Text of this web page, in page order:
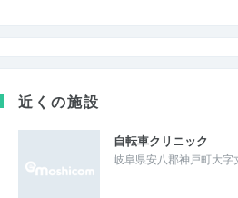
近くの施設
自転車クリニック
岐阜県安八郡神戸町大字